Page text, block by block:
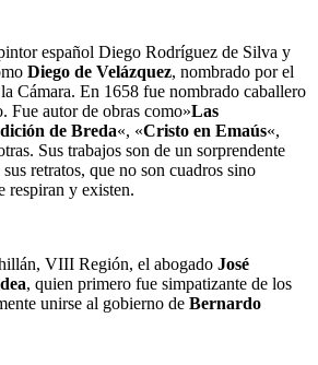
español Diego Rodríguez de Silva y
Diego de Velázquez, nombrado por el
Cámara. En 1658 fue nombrado caballero
Fue autor de obras como»Las
de Breda«, «Cristo en Emaús«,
Sus trabajos son de un sorprendente
retratos, que no son cuadros sino
respiran y existen.
VIII Región, el abogado José
, quien primero fue simpatizante de los
unirse al gobierno de Bernardo